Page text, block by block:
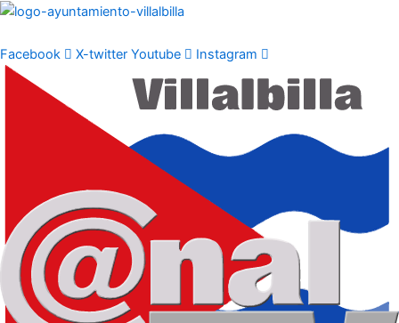
Ir
contenido
Facebook X-twitter Youtube Instagram